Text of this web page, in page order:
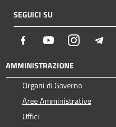
SEGUICI SU
Facebook YoutubeInstagram
AMMINISTRAZIONE
Organi di Governo
Aree Amministrative
Uffici